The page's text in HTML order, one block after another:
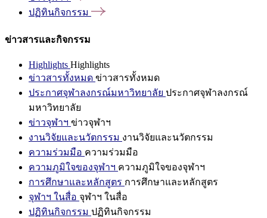
ปฏิทินกิจกรรม
ข่าวสารและกิจกรรม
Highlights Highlights
ข่าวสารทั้งหมด ข่าวสารทั้งหมด
ประกาศจุฬาลงกรณ์มหาวิทยาลัย ประกาศจุฬาลงกรณ์
มหาวิทยาลัย
ข่าวจุฬาฯ ข่าวจุฬาฯ
งานวิจัยและนวัตกรรม งานวิจัยและนวัตกรรม
ความร่วมมือ ความร่วมมือ
ความภูมิใจของจุฬาฯ ความภูมิใจของจุฬาฯ
การศึกษาและหลักสูตร การศึกษาและหลักสูตร
จุฬาฯ ในสื่อ จุฬาฯ ในสื่อ
ปฏิทินกิจกรรม ปฏิทินกิจกรรม